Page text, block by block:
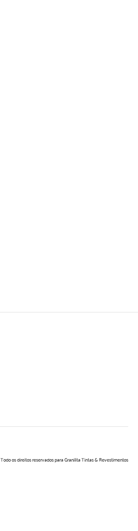
Todo os direitos reservados para Granilita Tintas & Revestimentos